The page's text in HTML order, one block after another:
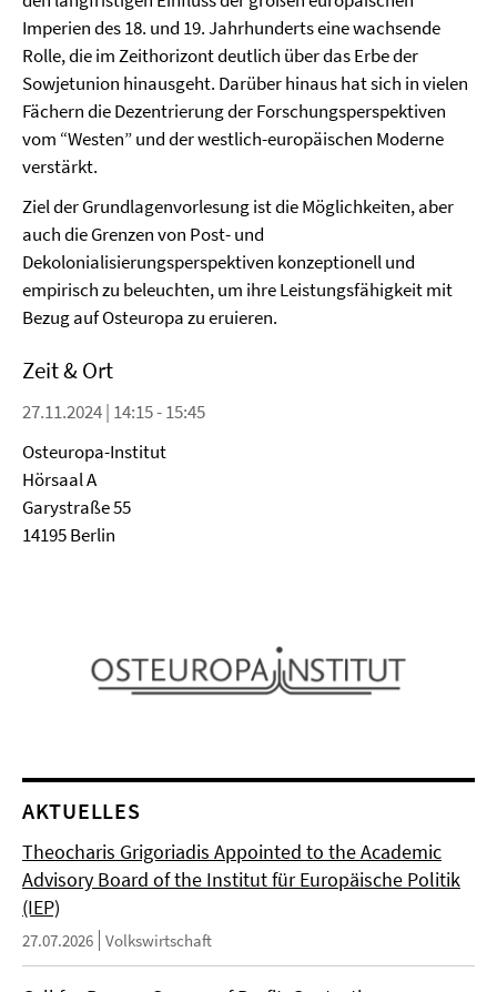
Imperien des 18. und 19. Jahrhunderts eine wachsende
Rolle, die im Zeithorizont deutlich über das Erbe der
Sowjetunion hinausgeht. Darüber hinaus hat sich in vielen
Fächern die Dezentrierung der Forschungsperspektiven
vom “Westen” und der westlich-europäischen Moderne
verstärkt.
Ziel der Grundlagenvorlesung ist die Möglichkeiten, aber
auch die Grenzen von Post- und
Dekolonialisierungsperspektiven konzeptionell und
empirisch zu beleuchten, um ihre Leistungsfähigkeit mit
Bezug auf Osteuropa zu eruieren.
Zeit & Ort
27.11.2024 | 14:15 - 15:45
Osteuropa-Institut
Hörsaal A
Garystraße 55
14195 Berlin
AKTUELLES
Theocharis Grigoriadis Appointed to the Academic
Advisory Board of the Institut für Europäische Politik
(IEP)
27.07.2026 Volkswirtschaft